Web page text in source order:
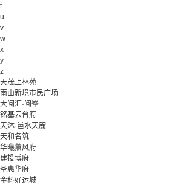
t
u
v
w
x
y
z
天茂上林苑
南山新境市民广场
大阅汇·阅峯
铭基云台府
天沐·邑水天麓
天和名筑
华曦薰风府
建投博府
圣惠华府
金科好运城